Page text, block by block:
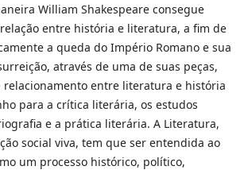
William Shakespeare consegue
entre história e literatura, a fim de
a queda do Império Romano e sua
através de uma de suas peças,
relacionamento entre literatura e história
para a crítica literária, os estudos
e a prática literária. A Literatura,
social viva, tem que ser entendida ao
um processo histórico, político,